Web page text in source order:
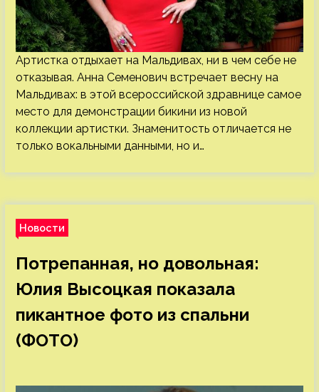
Артистка отдыхает на Мальдивах, ни в чем себе не
отказывая. Анна Семенович встречает весну на
Мальдивах: в этой всероссийской здравнице самое
место для демонстрации бикини из новой
коллекции артистки. Знаменитость отличается не
только вокальными данными, но и…
Новости
Потрепанная, но довольная:
Юлия Высоцкая показала
пикантное фото из спальни
(ФОТО)